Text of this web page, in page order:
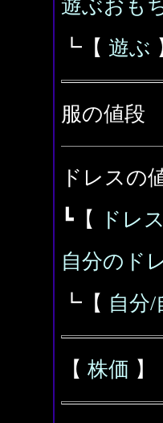
遊ぶおも
┗【 遊ぶ
服の値段
ドレスの
┗【
ドレス
自分のド
┗【 自分/
【 株価 】